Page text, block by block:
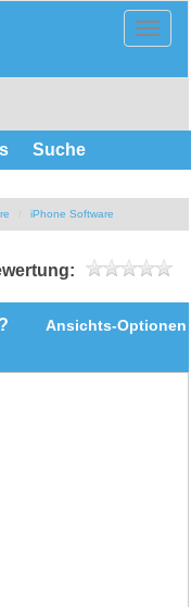
Suche
iPhone Software
Ansichts-Optionen